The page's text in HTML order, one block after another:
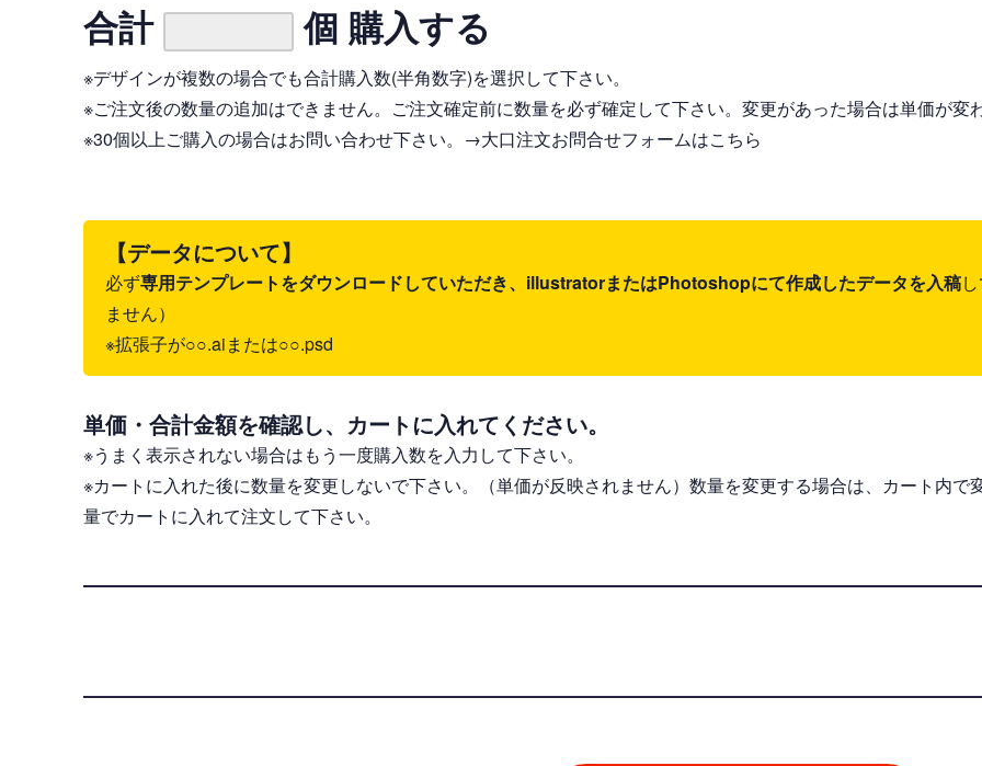
合計 個 購入する
※デザインが複数の場合でも合計購入数(半角数字)を選択して下さい。
※ご注文後の数量の追加はできません。ご注文確定前に数量を必ず確定して下さい。変更があった場合は単価が変
※30個以上ご購入の場合はお問い合わせ下さい。 →大口注文お問合せフォームはこちら
【データについて】
必ず専用テンプレートをダウンロードしていただき、illustratorまたはPhotoshopにて作成したデータを入稿
ません）
※拡張子が○○.aiまたは○○.psd
単価・合計金額を確認し、カートに入れてください。
※うまく表示されない場合はもう一度購入数を入力して下さい。
※カートに入れた後に数量を変更しないで下さい。（単価が反映されません）数量を変更する場合は、カート内
量でカートに入れて注文して下さい。